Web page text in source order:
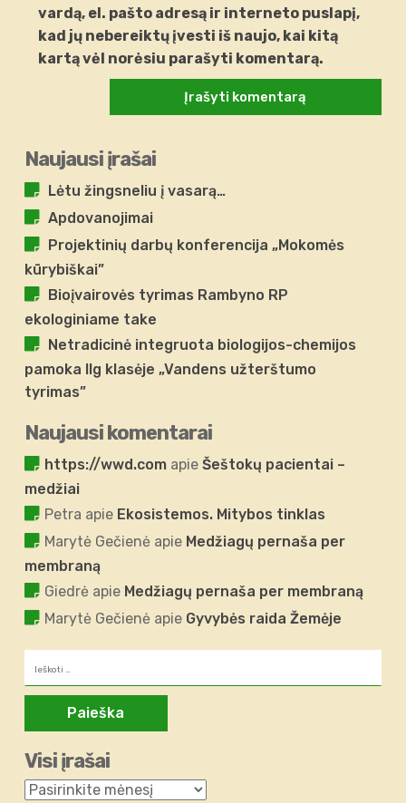
vardą, el. pašto adresą ir interneto puslapį,
kad jų nebereiktų įvesti iš naujo, kai kitą
kartą vėl norėsiu parašyti komentarą.
Naujausi įrašai
Lėtu žingsneliu į vasarą…
Apdovanojimai
Projektinių darbų konferencija „Mokomės
kūrybiškai”
Bioįvairovės tyrimas Rambyno RP
ekologiniame take
Netradicinė integruota biologijos-chemijos
pamoka IIg klasėje „Vandens užterštumo
tyrimas”
Naujausi komentarai
https://wwd.com apieŠeštokų pacientai –
medžiai
Petra apie Ekosistemos. Mitybos tinklas
Marytė Gečienė apie Medžiagų pernaša per
membraną
Giedrė apie Medžiagų pernaša per membraną
Marytė Gečienė apie Gyvybės raida Žemėje
Visi įrašai